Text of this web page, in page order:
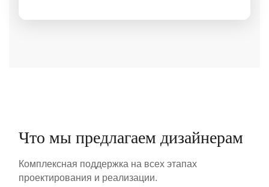
Что мы предлагаем дизайнерам
Комплексная поддержка на всех этапах
проектирования и реализации.